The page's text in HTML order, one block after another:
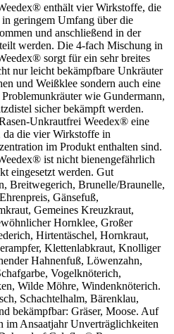
enthält vier Wirkstoffe, die
geringem Umfang über die
und anschließend in der
werden. Die 4-fach Mischung in
sorgt für ein sehr breites
nur leicht bekämpfbare Unkräuter
und Weißklee sondern auch eine
wie Gundermann,
sicher bekämpft werden.
Unkrautfrei Weedex® eine
da die vier Wirkstoffe in
im Produkt enthalten sind.
ist nicht bienengefährlich
eingesetzt werden. Gut
Breitwegerich, Brunelle/Braunelle,
Gänsefuß,
Gemeines Kreuzkraut,
Hornklee, Großer
Hirtentäschel, Hornkraut,
Klettenlabkraut, Knolliger
Hahnenfuß, Löwenzahn,
Vogelknöterich,
Wilde Möhre, Windenknöterich.
Schachtelhalm, Bärenklau,
bekämpfbar: Gräser, Moose. Auf
im Ansaatjahr Unverträglichkeiten